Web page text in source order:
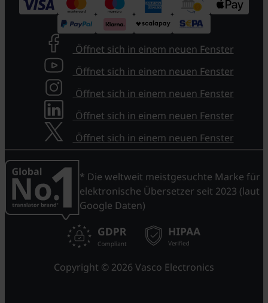
Öffnet sich in einem neuen Fenster
Öffnet sich in einem neuen Fenster
Öffnet sich in einem neuen Fenster
Öffnet sich in einem neuen Fenster
Öffnet sich in einem neuen Fenster
* Die weltweit meistgesuchte Marke für
elektronische Übersetzer seit 2023 (laut
Google Daten)
Copyright © 2026 Vasco Electronics